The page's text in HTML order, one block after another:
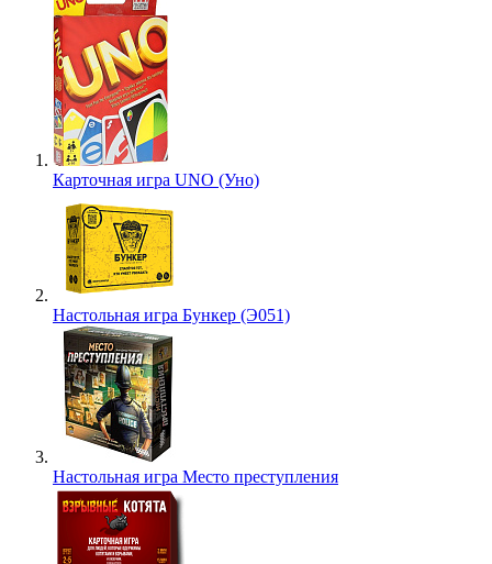
Карточная игра UNO (Уно)
Настольная игра Бункер (Э051)
Настольная игра Место преступления